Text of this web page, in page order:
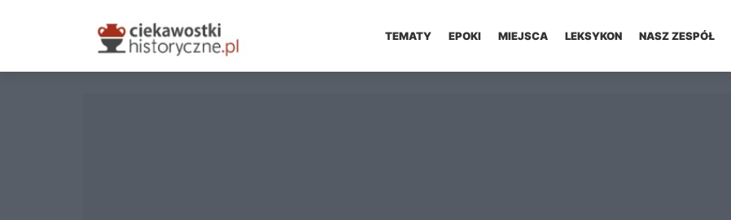
TEMATY EPOKI MIEJSCA LEKSYKON NASZ ZESPÓŁ